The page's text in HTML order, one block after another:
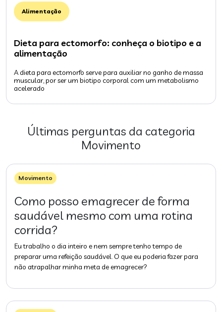
Alimentação
Dieta para ectomorfo: conheça o biotipo e a
alimentação
A dieta para ectomorfo serve para auxiliar no ganho de massa
muscular, por ser um biotipo corporal com um metabolismo
acelerado
Últimas perguntas da categoria
Movimento
Movimento
Como posso emagrecer de forma
saudável mesmo com uma rotina
corrida?
Eu trabalho o dia inteiro e nem sempre tenho tempo de
preparar uma refeição saudável. O que eu poderia fazer para
não atrapalhar minha meta de emagrecer?